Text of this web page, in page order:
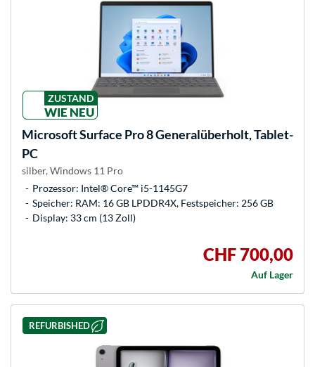
ZUSTAND
WIE NEU
MicrosoftSurface Pro 8 Generalüberholt, Tablet-
PC
silber, Windows 11 Pro
Prozessor: Intel® Core™ i5-1145G7
Speicher: RAM: 16 GB LPDDR4X, Festspeicher: 256 GB
Display: 33 cm (13 Zoll)
CHF 700,00
Auf Lager
REFURBISHED